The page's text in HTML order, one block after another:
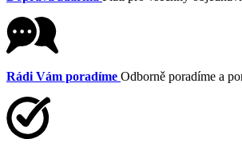
Rádi Vám poradíme Odborně poradíme a